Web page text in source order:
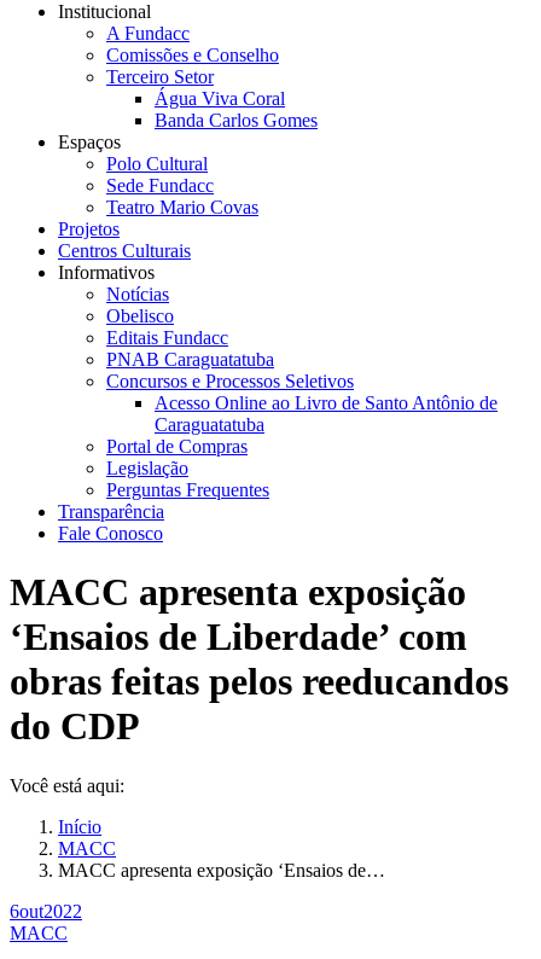
Institucional
A Fundacc
Comissões e Conselho
Terceiro Setor
Água Viva Coral
Banda Carlos Gomes
Espaços
Polo Cultural
Sede Fundacc
Teatro Mario Covas
Projetos
Centros Culturais
Informativos
Notícias
Obelisco
Editais Fundacc
PNAB Caraguatatuba
Concursos e Processos Seletivos
Acesso Online ao Livro de Santo Antônio de
Caraguatatuba
Portal de Compras
Legislação
Perguntas Frequentes
Transparência
Fale Conosco
MACC apresenta exposição
‘Ensaios de Liberdade’ com
obras feitas pelos reeducandos
do CDP
Você está aqui:
Início
MACC
MACC apresenta exposição ‘Ensaios de…
6out2022
MACC